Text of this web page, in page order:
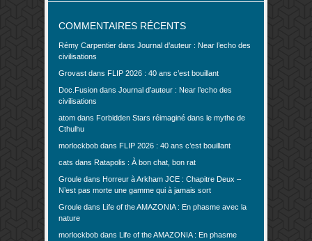
COMMENTAIRES RÉCENTS
Rémy Carpentier dans Journal d’auteur : Near l’echo des
civilisations
Grovast dans FLIP 2026 : 40 ans c’est bouillant
Doc.Fusion dans Journal d’auteur : Near l’echo des
civilisations
atom dans Forbidden Stars réimaginé dans le mythe de
Cthulhu
morlockbob dans FLIP 2026 : 40 ans c’est bouillant
cats dans Ratapolis : À bon chat, bon rat
Groule dans Horreur à Arkham JCE : Chapitre Deux –
N’est pas morte une gamme qui à jamais sort
Groule dans
Life of the AMAZONIA : En phasme avec la
nature
morlockbob dans
Life of the AMAZONIA : En phasme